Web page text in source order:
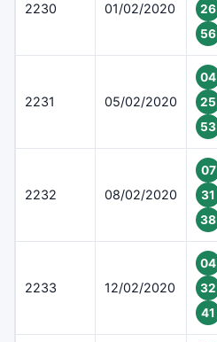
2230 01/02/2020
26
56
2231 05/02/2020
04
25
53
2232 08/02/2020
07
31
38
2233 12/02/2020
04
32
41